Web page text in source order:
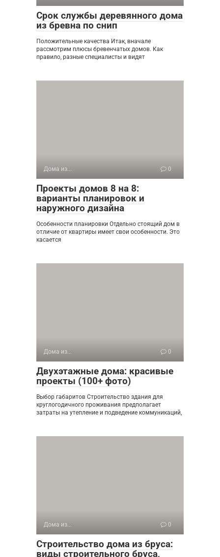
Срок службы деревянного дома
из бревна по снип
Положительные качества Итак, вначале
рассмотрим плюсы бревенчатых домов. Как
правило, разные специалисты и видят
Дома из... 0
Проекты домов 8 на 8:
варианты планировок и
наружного дизайна
Особенности планировки Отдельно стоящий дом в
отличие от квартиры имеет свои особенности. Это
касается
Дома из... 0
Двухэтажные дома: красивые
проекты (100+ фото)
Выбор габаритов Строительство здания для
круглогодичного проживания предполагает
затраты на утепление и подведение коммуникаций,
Дома из... 0
Строительство дома из бруса:
виды строительного бруса,